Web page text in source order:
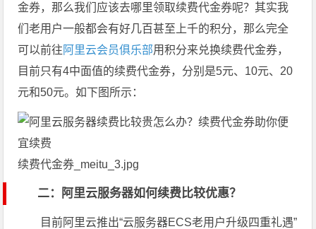
金券，那么我们应该去哪里领取续费代金券呢？其实我
们老用户一般都会有好几百甚至上千的积分，那么完全
可以前往 阿里云会员俱乐部用积分来兑换续费代金券，
目前只有4中面值的续费代金券，分别是5元、10元、20
元和50元。如下图所示：
续费代金券_meitu_3.jpg
二：阿里云服务器如何续费比较优惠？
目前阿里云推出“云服务器ECS老用户升级四重礼遇”